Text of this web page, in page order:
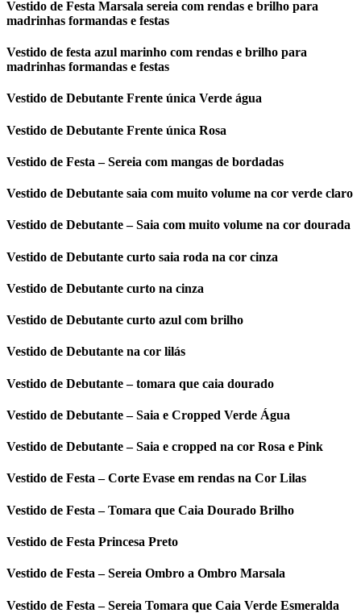
Vestido de Festa Marsala sereia com rendas e brilho para
madrinhas formandas e festas
Vestido de festa azul marinho com rendas e brilho para
madrinhas formandas e festas
Vestido de Debutante Frente única Verde água
Vestido de Debutante Frente única Rosa
Vestido de Festa – Sereia com mangas de bordadas
Vestido de Debutante saia com muito volume na cor verde claro
Vestido de Debutante – Saia com muito volume na cor dourada
Vestido de Debutante curto saia roda na cor cinza
Vestido de Debutante curto na cinza
Vestido de Debutante curto azul com brilho
Vestido de Debutante na cor lilás
Vestido de Debutante – tomara que caia dourado
Vestido de Debutante – Saia e Cropped Verde Água
Vestido de Debutante – Saia e cropped na cor Rosa e Pink
Vestido de Festa – Corte Evase em rendas na Cor Lilas
Vestido de Festa – Tomara que Caia Dourado Brilho
Vestido de Festa Princesa Preto
Vestido de Festa – Sereia Ombro a Ombro Marsala
Vestido de Festa – Sereia Tomara que Caia Verde Esmeralda